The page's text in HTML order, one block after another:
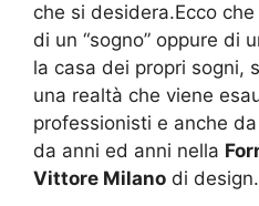
che si desidera.Ecco
di un “sogno” oppure di
la casa dei propri sogni,
una realtà che viene
professionisti e anche
da anni ed anni nella
Vittore Milano di design.